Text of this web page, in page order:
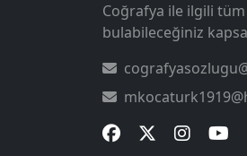
Coğrafya ile ilgili tüm
bulabileceğiniz